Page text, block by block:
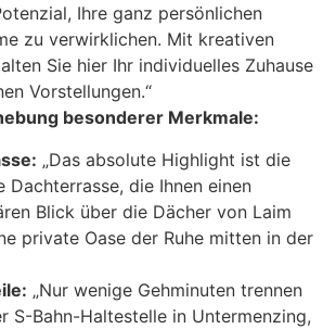
Ihre ganz persönlichen
zu verwirklichen. Mit kreativen
Sie hier Ihr individuelles Zuhause
Vorstellungen.“
besonderer Merkmale:
„Das absolute Highlight ist die
Dachterrasse, die Ihnen einen
Blick über die Dächer von Laim
private Oase der Ruhe mitten in der
„Nur wenige Gehminuten trennen
S-Bahn-Haltestelle in Untermenzing,